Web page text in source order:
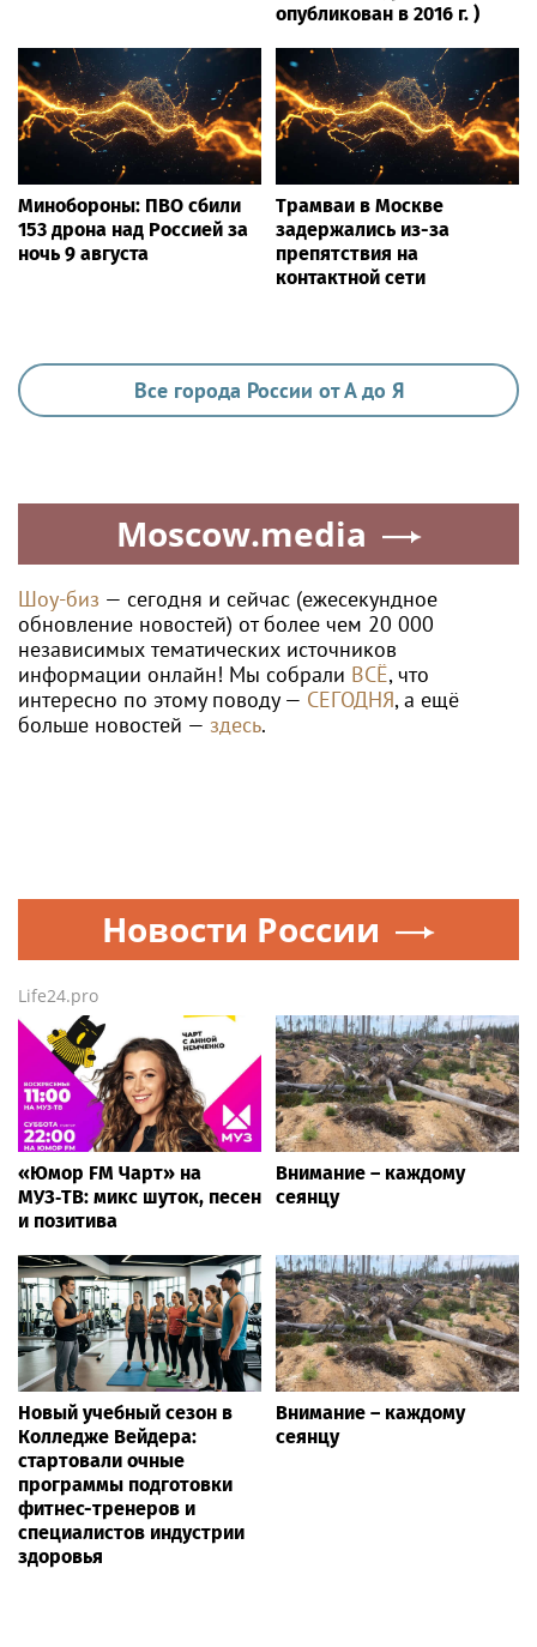
опубликован в 2016 г. )
Минобороны: ПВО сбили
153 дрона над Россией за
ночь 9 августа
Трамваи в Москве
задержались из-за
препятствия на
контактной сети
Все города России от А до Я
Moscow.media
Шоу-биз — сегодня и сейчас (ежесекундное
обновление новостей) от более чем 20 000
независимых тематических источников
информации онлайн! Мы собрали ВСЁ, что
интересно по этому поводу — СЕГОДНЯ, а ещё
больше новостей — здесь.
Новости России
Life24.pro
«Юмор FM Чарт» на
МУЗ‑ТВ: микс шуток, песен
и позитива
Внимание – каждому
сеянцу
Новый учебный сезон в
Колледже Вейдера:
стартовали очные
программы подготовки
фитнес-тренеров и
специалистов индустрии
здоровья
Внимание – каждому
сеянцу